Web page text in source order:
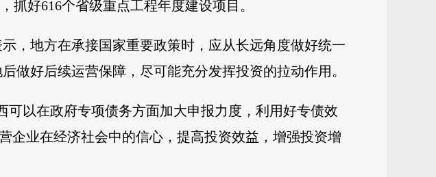
抓好616个省级重点工程年度建设项目。
，地方在承接国家重要政策时，应从长远角度做好统一
做好后续运营保障，尽可能充分发挥投资的拉动作用。
以在政府专项债务方面加大申报力度，利用好专债效
企业在经济社会中的信心，提高投资效益，增强投资增